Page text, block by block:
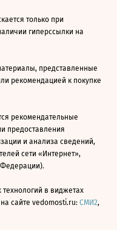
только при
гиперссылки на
представленные
рекомендацией к покупке
рекомендательные
предоставления
и анализа сведений,
сети «Интернет»,
Федерации).
в виджетах
сайте vedomosti.ru: СМИ2,